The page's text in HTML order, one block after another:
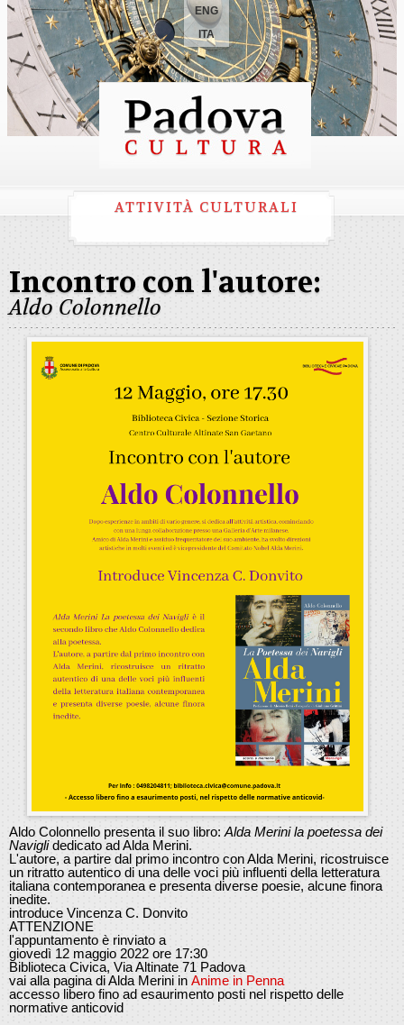
ENG
ITA
ATTIVITÀ CULTURALI
Incontro con l'autore:
Aldo Colonnello
Aldo Colonnello presenta il suo libro: Alda Merini la poetessa dei
Naviglidedicato ad Alda Merini.
L'autore, a partire dal primo incontro con Alda Merini, ricostruisce
un ritratto autentico di una delle voci più influenti della letteratura
italiana contemporanea e presenta diverse poesie, alcune finora
inedite.
introduce Vincenza C. Donvito
ATTENZIONE
l'appuntamento è rinviato a
giovedì 12 maggio 2022 ore 17:30
Biblioteca Civica, Via Altinate 71 Padova
vai alla pagina di Alda Merini in Anime in Penna
accesso libero fino ad esaurimento posti nel rispetto delle
normative anticovid